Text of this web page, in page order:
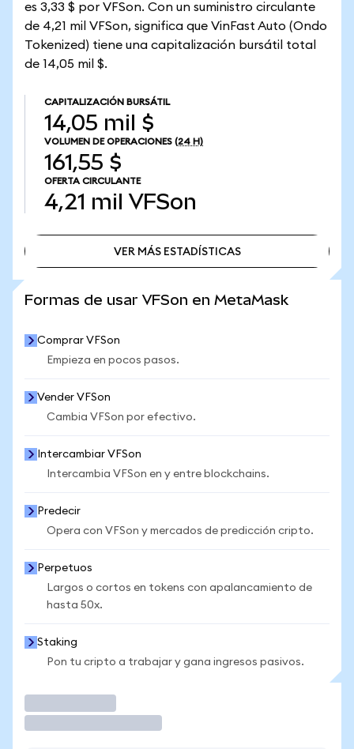
es 3,33 $ por VFSon. Con un suministro circulante
de 4,21 mil VFSon, significa que VinFast Auto (Ondo
Tokenized) tiene una capitalización bursátil total
de 14,05 mil $.
CAPITALIZACIÓN BURSÁTIL
14,05 mil $
VOLUMEN DE OPERACIONES (24 H)
161,55 $
OFERTA CIRCULANTE
4,21 mil VFSon
VER MÁS ESTADÍSTICAS
Formas de usar VFSon en MetaMask
Comprar VFSon
Empieza en pocos pasos.
Vender VFSon
Cambia VFSon por efectivo.
Intercambiar VFSon
Intercambia VFSon en y entre blockchains.
Predecir
Opera con VFSon y mercados de predicción cripto.
Perpetuos
Largos o cortos en tokens con apalancamiento de
hasta 50x.
Staking
Pon tu cripto a trabajar y gana ingresos pasivos.